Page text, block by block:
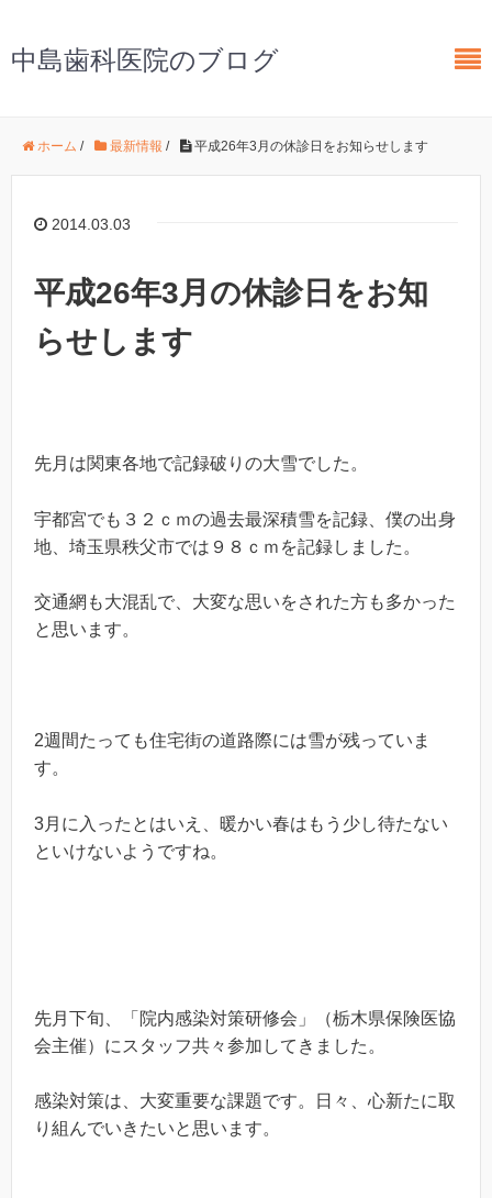
中島歯科医院のブログ
ホーム / 最新情報 / 平成26年3月の休診日をお知らせします
2014.03.03
平成26年3月の休診日をお知
らせします
先月は関東各地で記録破りの大雪でした。
宇都宮でも３２ｃｍの過去最深積雪を記録、僕の出身
地、埼玉県秩父市では９８ｃｍを記録しました。
交通網も大混乱で、大変な思いをされた方も多かった
と思います。
2週間たっても住宅街の道路際には雪が残っていま
す。
3月に入ったとはいえ、暖かい春はもう少し待たない
といけないようですね。
先月下旬、「院内感染対策研修会」（栃木県保険医協
会主催）にスタッフ共々参加してきました。
感染対策は、大変重要な課題です。日々、心新たに取
り組んでいきたいと思います。